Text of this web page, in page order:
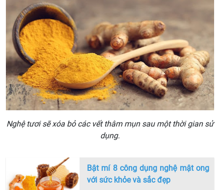
Nghệ tươi sẽ xóa bỏ các vết thâm mụn sau một thời gian sử
dụng.
Bật mí 8 công dụng nghệ mật ong
với sức khỏe và sắc đẹp